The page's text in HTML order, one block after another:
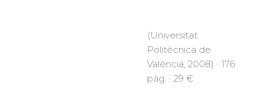
(Universitat
Politècnica de
València, 2008) · 176
pàg. · 29 €